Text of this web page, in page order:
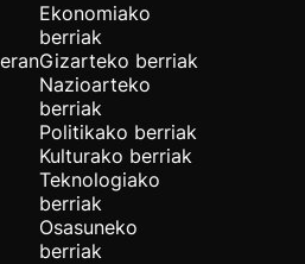
Ekonomiako
berriak
Gizarteko berriak
Nazioarteko
berriak
Politikako berriak
Kulturako berriak
Teknologiako
berriak
Osasuneko
berriak